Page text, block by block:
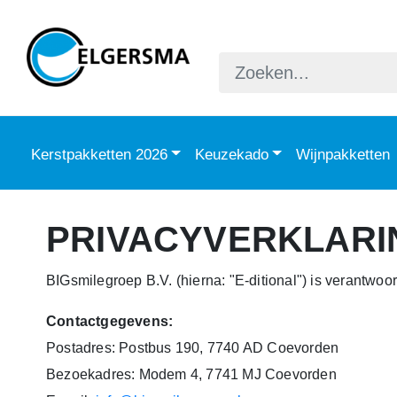
Kerstpakketten 2026 Keuzekado Wijnpakketten
BIGsmilegroep B.V. (hierna: "E-ditional") is
Contactgegevens:
Postadres: Postbus 190, 7740 AD Coevorden
Bezoekadres: Modem 4, 7741 MJ Coevorden